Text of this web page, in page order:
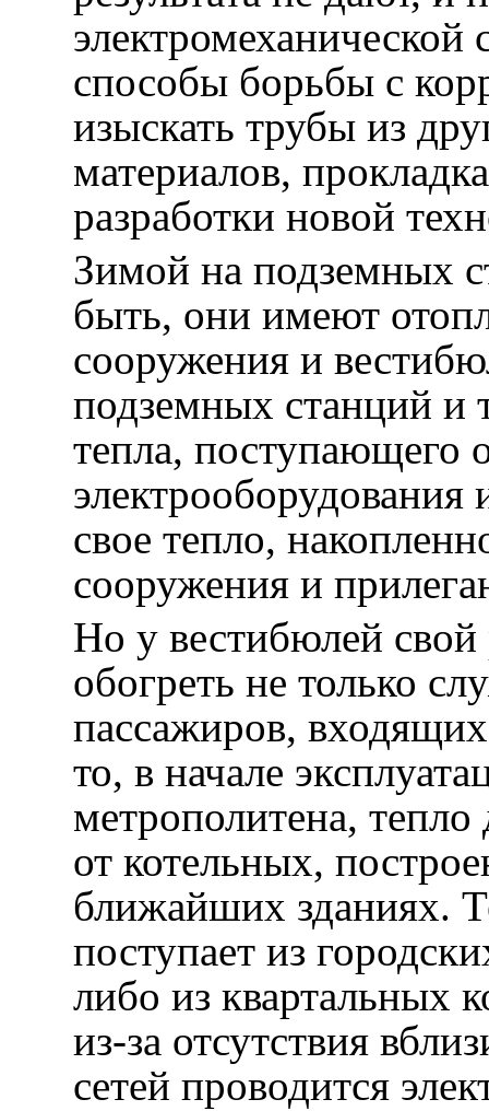
электромеханической
способы борьбы с
изыскать трубы из
материалов,
разработки новой
Зимой на подземных
быть, они имеют
сооружения и
подземных станций и
тепла, поступающего
свое тепло,
сооружения и
Но у вестибюлей
обогреть не только
пассажиров,
то, в начале
метрополитена,
от котельных,
ближайших зданиях.
поступает из
либо из квартальных
из-за отсутствия
сетей проводится